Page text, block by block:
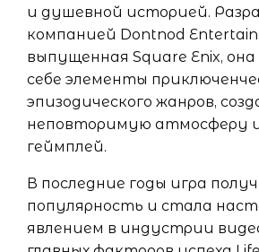
и душевной историей.
компанией Dontnod
выпущенная Square Enix,
себе элементы
эпизодического жанров,
неповторимую атмосферу
геймплей.
В последние годы игра
популярность и стала
явлением в индустрии